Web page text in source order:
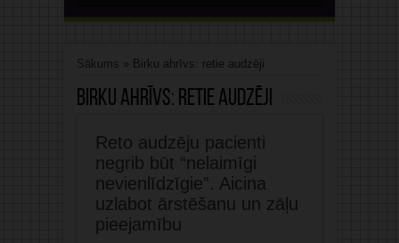
Sākums » Birku ahrīvs: retie audzēji
Birku ahrīvs: retie audzēji
Reto audzēju pacienti
negrib būt “nelaimīgi
nevienlīdzīgie”. Aicina
uzlabot ārstēšanu un zāļu
pieejamību